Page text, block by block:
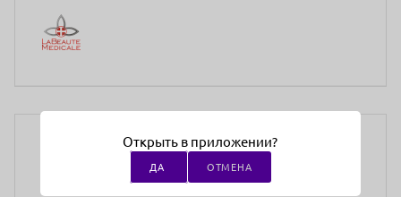
Преподаватели:Анна Макарова - врач-дерматовенеролог,
косметолог, сертифицированный тренер направления
«Химические пилинги» компании LaBeauteMedicale
Открыть в приложении?
ДА ОТМЕНА